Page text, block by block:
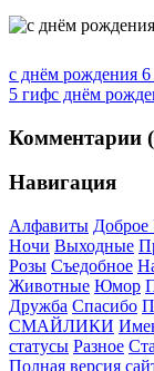
с днём рождения
5 гифс днём
Комментарии
Навигация
Алфавиты Доброе
Ночи Выходные
Розы Съедобное
Животные Юмор
Дружба Спасибо
СМАЙЛИКИ
статусы Разное
Полная версия